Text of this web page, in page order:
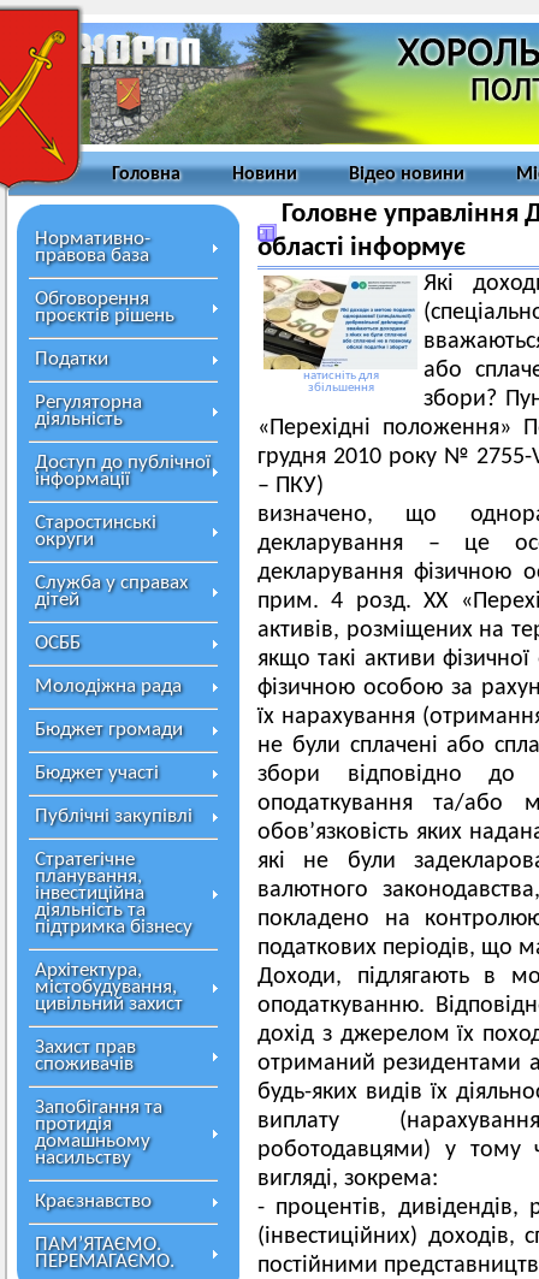
Головна Новини Відео новини
Нормативно-
правова база
Обговорення
проєктів рішень
Податки
Регуляторна
діяльність
Доступ до публічної
інформації
Старостинські
округи
Служба у справах
дітей
ОСББ
Молодіжна рада
Бюджет громади
Бюджет участі
Публічні закупівлі
Стратегічне
планування,
інвестиційна
діяльність та
підтримка бізнесу
Архітектура,
містобудування,
цивільний захист
Захист прав
споживачів
Запобігання та
протидія
домашньому
насильству
Краєзнавство
ПАМ’ЯТАЄМО.
ПЕРЕМАГАЄМО.
Головне управління
області інформує
натисніть для
збільшення
Які
або
збори?
«Перехідні положення»
грудня 2010 року № 2755-
– ПКУ)
визначено, що
декларування – це
декларування фізичною
прим. 4 розд. ХХ
активів, розміщених на
якщо такі активи
фізичною особою за
їх нарахування
не були сплачені або
збори відповідно до
оподаткування та/або
обов’язковість яких
які не були
валютного
покладено на
податкових періодів, що
Доходи, підлягають в
оподаткуванню.
дохід з джерелом їх
отриманий резидентами
будь-яких видів їх
виплату
роботодавцями) у тому
вигляді, зокрема:
- процентів, дивідендів,
(інвестиційних)
постійними